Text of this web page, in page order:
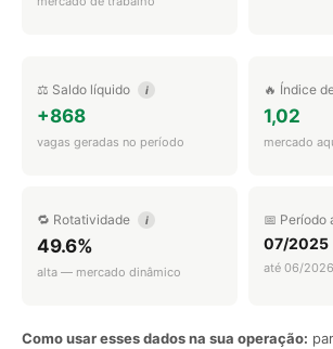
⚖️ Saldo líquido i
+868
vagas geradas no período
🔥 Índice
1,02
mercado
🔁 Rotatividade i
49.6%
alta — mercado dinâmico
📅 Período
07/2025
até 06/2026
Como usar esses dados na sua operação: